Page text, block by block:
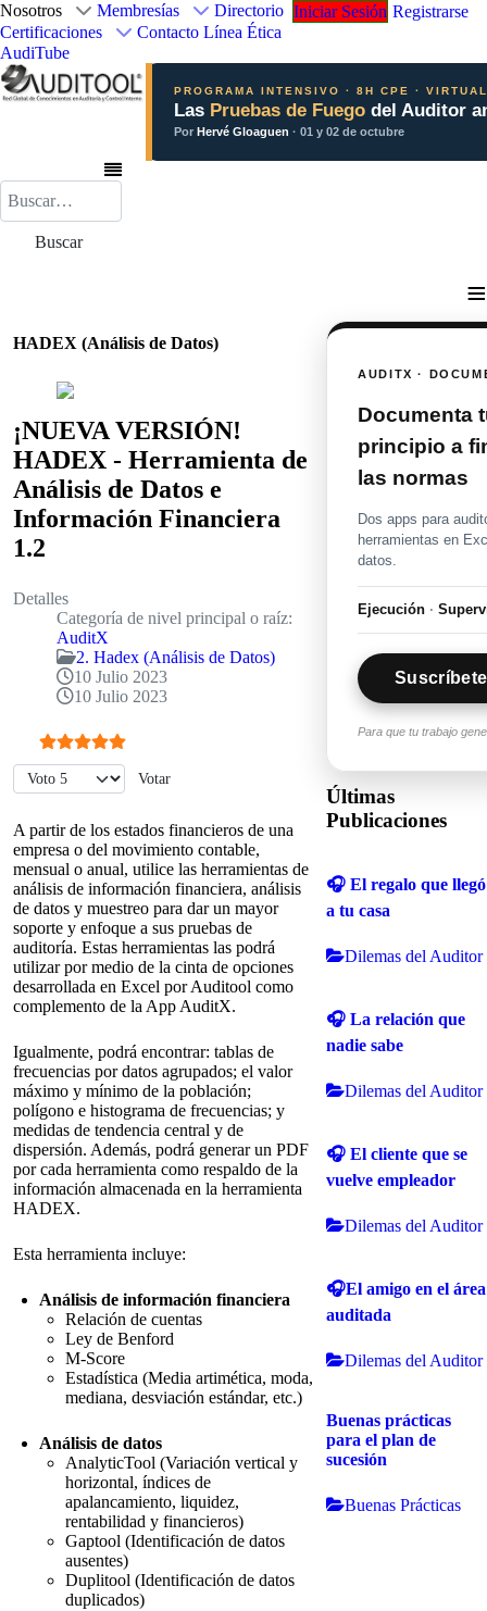
Nosotros Membresías
Directorio
Certificaciones
Contacto Línea Ética
AudiTube
Iniciar Sesión Registrarse
PROGRAMA INTENSIVO · 8H CPE ·
Las Pruebas de Fuego del Auditor
PorHervé Gloaguen · 01 y 02 de octubre
Buscar
Buscar
≡
HADEX (Análisis de Datos)
¡NUEVA VERSIÓN!
HADEX - Herramienta de
Análisis de Datos e
Información Financiera
1.2
Detalles
Categoría de nivel principal o raíz:
AuditX
2. Hadex (Análisis de Datos)
10 Julio 2023
10 Julio 2023
Ratio:5/5
Por favor, vote
A partir de los estados financieros de una
empresa o del movimiento contable,
mensual o anual, utilice las herramientas de
análisis de información financiera, análisis
de datos y muestreo para dar un mayor
soporte y enfoque a sus pruebas de
auditoría. Estas herramientas las podrá
utilizar por medio de la cinta de opciones
desarrollada en Excel por Auditool como
complemento de la App AuditX.
Igualmente, podrá encontrar: tablas de
frecuencias por datos agrupados; el valor
máximo y mínimo de la población;
polígono e histograma de frecuencias; y
medidas de tendencia central y de
dispersión. Además, podrá generar un PDF
por cada herramienta como respaldo de la
información almacenada en la herramienta
HADEX.
Esta herramienta incluye:
Análisis de información financiera
Relación de cuentas
Ley de Benford
M-Score
Estadística (Media artimética, moda,
mediana, desviación estándar, etc.)
Análisis de datos
AnalyticTool (Variación vertical y
horizontal, índices de
apalancamiento, liquidez,
rentabilidad y financieros)
Gaptool (Identificación de datos
ausentes)
Duplitool (Identificación de datos
duplicados)
AUDITX ·
Documenta
principio a
las normas
Dos apps para
herramientas en
datos.
Ejecución ·
Para que tu trabajo
Últimas
Publicaciones
🎧 El regalo que llegó
a tu casa
Dilemas del Auditor
🎧 La relación que
nadie sabe
Dilemas del Auditor
🎧 El cliente que se
vuelve empleador
Dilemas del Auditor
🎧El amigo en el área
auditada
Dilemas del Auditor
Buenas prácticas
para el plan de
sucesión
Buenas Prácticas